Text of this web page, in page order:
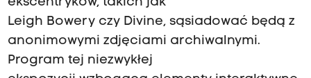
Leigh Bowery czy Divine, sąsiadować będą z
anonimowymi zdjęciami archiwalnymi.
Program tej niezwykłej